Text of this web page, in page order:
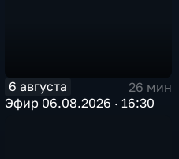
6 августа
26 мин
Эфир 06.08.2026 · 16:30